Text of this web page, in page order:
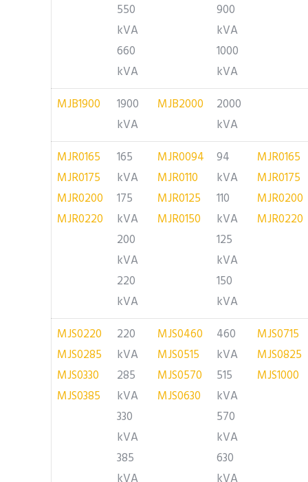
550
kVA
660
kVA
900
kVA
1000
kVA
MJB1900
1900
kVA
MJB2000
2000
kVA
MJR0165
MJR0175
MJR0200
MJR0220
165
kVA
175
kVA
200
kVA
220
kVA
MJR0094
MJR0110
MJR0125
MJR0150
94
kVA
110
kVA
125
kVA
150
kVA
MJR0165
MJR0175
MJR0200
MJR0220
MJS0220
MJS0285
MJS0330
MJS0385
220
kVA
285
kVA
330
kVA
385
MJS0460
MJS0515
MJS0570
MJS0630
460
kVA
515
kVA
570
kVA
630
MJS0715
MJS0825
MJS1000